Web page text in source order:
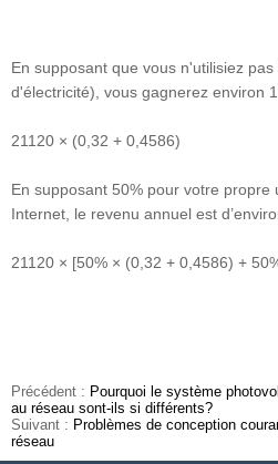
En supposant que vous n'utilisiez
d'électricité), vous gagnerez environ
21120 × (0,32 + 0,4586)
En supposant 50% pour votre propre
Internet, le revenu annuel est
21120 × [50% × (0,32 + 0,4586) +
Précédent : Pourquoi le système
au réseau sont-ils si différents?
Suivant : Problèmes de conception
réseau